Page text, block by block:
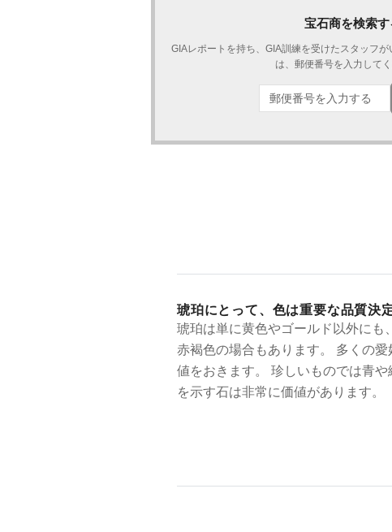
宝石商を検索す
GIAレポートを持ち、GIA訓練を受けたスタッフ
は、郵便番号を入力してく
琥珀にとって、色は重要な品質決
琥珀は単に黄色やゴールド以外にも
赤褐色の場合もあります。 多くの
値をおきます。 珍しいものでは青
を示す石は非常に価値があります。